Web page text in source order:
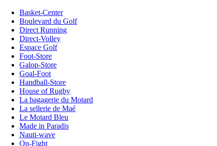
Basket-Center
Boulevard du Golf
Direct Running
Direct-Volley
Espace Golf
Foot-Store
Galop-Store
Goal-Foot
Handball-Store
House of Rugby
La bagagerie du Motard
La sellerie de Maé
Le Motard Bleu
Made in Paradis
Nauti-wave
On-Fight